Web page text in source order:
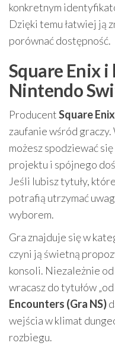
konkretnym
Dzięki temu łatwiej ją
porównać dostępność.
Square Enix
Nintendo
ProducentSquare Enix
zaufanie wśród
możesz spodziewać
projektu i spójnego
Jeśli lubisz tytuły,
potrafią utrzymać
wyborem.
Gra znajduje się w
czyni ją świetną
konsoli. Niezależnie
wracasz do tytułów „od
Encounters (Gra NS)
wejścia w klimat
rozbiegu.